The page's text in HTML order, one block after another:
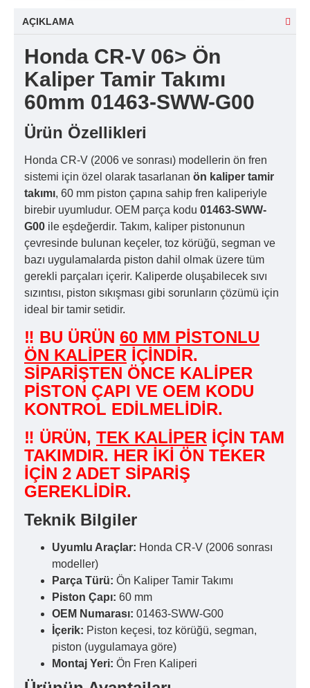
AÇIKLAMA
Honda CR-V 06> Ön
Kaliper Tamir Takımı
60mm 01463-SWW-G00
Ürün Özellikleri
Honda CR-V (2006 ve sonrası) modellerin ön fren
sistemi için özel olarak tasarlanan ön kaliper tamir
takımı, 60 mm piston çapına sahip fren kaliperiyle
birebir uyumludur. OEM parça kodu 01463-SWW-
G00 ile eşdeğerdir. Takım, kaliper pistonunun
çevresinde bulunan keçeler, toz körüğü, segman ve
bazı uygulamalarda piston dahil olmak üzere tüm
gerekli parçaları içerir. Kaliperde oluşabilecek sıvı
sızıntısı, piston sıkışması gibi sorunların çözümü için
ideal bir tamir setidir.
‼ BU ÜRÜN 60 MM PİSTONLU
ÖN KALİPER İÇİNDİR.
SİPARİŞTEN ÖNCE KALİPER
PİSTON ÇAPI VE OEM KODU
KONTROL EDİLMELİDİR.
‼ ÜRÜN, TEK KALİPER İÇİN TAM
TAKIMDIR. HER İKİ ÖN TEKER
İÇİN 2 ADET SİPARİŞ
GEREKLİDİR.
Teknik Bilgiler
Uyumlu Araçlar: Honda CR-V (2006 sonrası
modeller)
Parça Türü: Ön Kaliper Tamir Takımı
Piston Çapı: 60 mm
OEM Numarası: 01463-SWW-G00
İçerik: Piston keçesi, toz körüğü, segman,
piston (uygulamaya göre)
Montaj Yeri: Ön Fren Kaliperi